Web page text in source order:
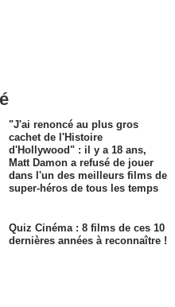
"J'ai renoncé au plus gros
cachet de l'Histoire
d'Hollywood" : il y a 18 ans,
Matt Damon a refusé de jouer
dans l'un des meilleurs films de
super-héros de tous les temps
Quiz Cinéma : 8 films de ces 10
dernières années à reconnaître !